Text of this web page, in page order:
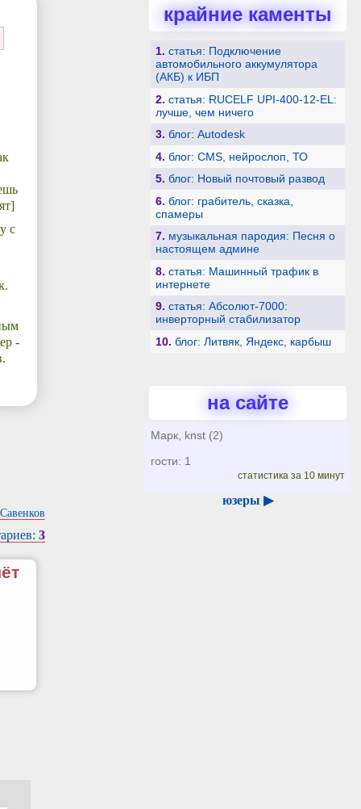
с
-
3
крайние каменты
1. статья: Подключение
автомобильного аккумулятора
(АКБ) к ИБП
2. статья: RUCELF UPI-400-12-EL:
лучше, чем ничего
3. блог: Autodesk
4. блог: CMS, нейрослоп, ТО
5. блог: Новый почтовый развод
6. блог: грабитель, сказка,
спамеры
7. музыкальная пародия: Песня о
настоящем админе
8. статья: Машинный трафик в
интернете
9. статья: Абсолют-7000:
инверторный стабилизатор
10. блог: Литвяк, Яндекс, карбыш
на сайте
Марк, knst (2)
гости: 1
статистика за 10 минут
юзеры ▶